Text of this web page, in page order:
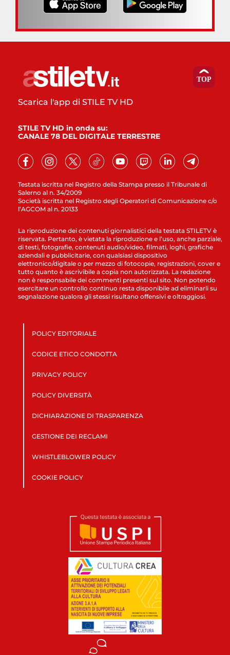
Testata iscritta nel Registro della Stampa presso il Tribunale di
Salerno al n. 34/2009
Società iscritta nel Registro degli Operatori di Comunicazione c/o
l’AGCOM al n. 20133
Scarica l'app di STILE TV HD
STILE TV HD in onda su:
CANALE 78 DEL DIGITALE TERRESTRE
La riproduzione dei contenuti giornalistici della testata STILETV è
riservata. Pertanto, è vietata la riproduzione e l’uso, anche parziale,
di testi, fotografie, contenuti audio/video, filmati, loghi, grafiche
aziendali e pubblicitarie, con qualsiasi dispositivo
elettronico/digitale o per mezzo di fotocopie, registrazioni, cover e
tutto quanto è ascrivibile a copia non autorizzata. La redazione
non è responsabile dei commenti presenti sul sito. Non potendo
esercitare un controllo continuo resta disponibile ad eliminarli su
segnalazione qualora gli stessi risultano offensivi e oltraggiosi.
POLICY EDITORIALE
CODICE ETICO CONDOTTA
PRIVACY POLICY
POLICY DIVERSITÀ
DICHIARAZIONE DI TRASPARENZA
GESTIONE DEI RECLAMI
WHISTLEBLOWER POLICY
COOKIE POLICY